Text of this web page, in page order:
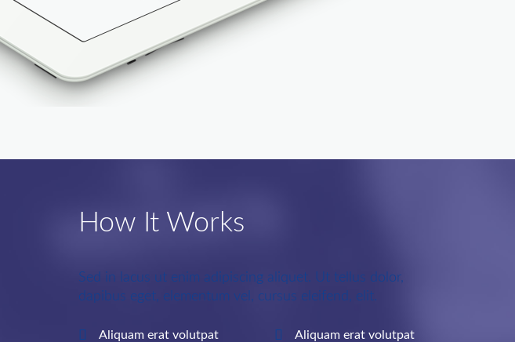
How It Works
Sed in lacus ut enim adipiscing aliquet. Ut tellus dolor,
dapibus eget, elementum vel, cursus eleifend, elit.
Aliquam erat volutpat Aliquam erat volutpat